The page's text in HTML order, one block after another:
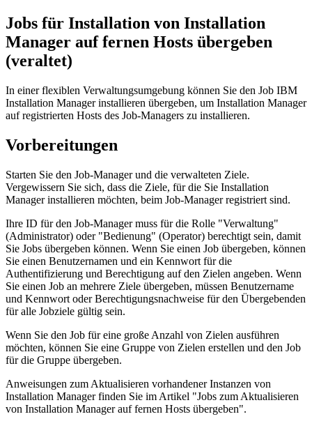
Jobs für Installation von Installation
Manager auf fernen Hosts übergeben
(veraltet)
In einer flexiblen Verwaltungsumgebung können Sie den Job IBM
Installation Manager installieren übergeben, um Installation Manager
auf registrierten Hosts des Job-Managers zu installieren.
Vorbereitungen
Starten Sie den Job-Manager und die verwalteten Ziele.
Vergewissern Sie sich, dass die Ziele, für die Sie Installation
Manager installieren möchten, beim Job-Manager registriert sind.
Ihre ID für den Job-Manager muss für die Rolle "Verwaltung"
(Administrator) oder "Bedienung" (Operator) berechtigt sein, damit
Sie Jobs übergeben können. Wenn Sie einen Job übergeben, können
Sie einen Benutzernamen und ein Kennwort für die
Authentifizierung und Berechtigung auf den Zielen angeben. Wenn
Sie einen Job an mehrere Ziele übergeben, müssen Benutzername
und Kennwort oder Berechtigungsnachweise für den Übergebenden
für alle Jobziele gültig sein.
Wenn Sie den Job für eine große Anzahl von Zielen ausführen
möchten, können Sie eine Gruppe von Zielen erstellen und den Job
für die Gruppe übergeben.
Anweisungen zum Aktualisieren vorhandener Instanzen von
Installation Manager finden Sie im Artikel "Jobs zum Aktualisieren
von Installation Manager auf fernen Hosts übergeben".